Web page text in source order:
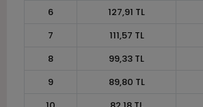
6
127,91 TL
7
111,57 TL
8
99,33 TL
9
89,80 TL